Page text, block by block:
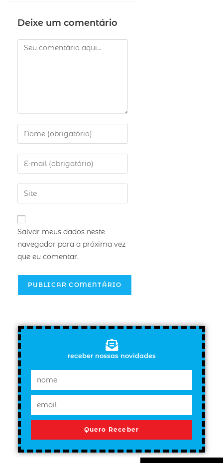
Deixe um comentário
Salvar meus dados neste
navegador para a próxima vez
que eu comentar.
receber nossas novidades
Quero Receber